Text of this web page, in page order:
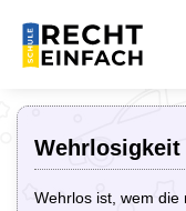
Wehrlosigkeit
Wehrlos ist, wem die